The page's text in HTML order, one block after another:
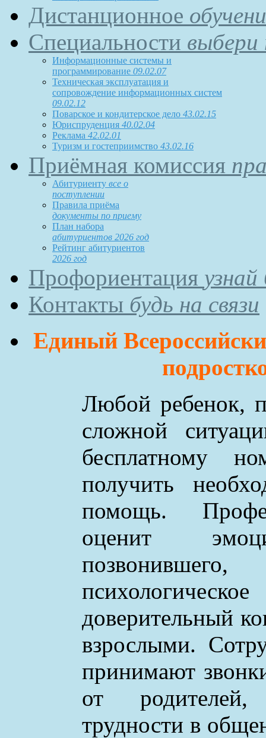
Дистанционное
Специальности выбери
Информационные системы и
программирование 09.02.07
Техническая эксплуатация и
сопровождение информационных систем
09.02.12
Поварское и кондитерское дело 43.02.15
Юриспруденция 40.02.04
Реклама 42.02.01
Туризм и гостеприимство 43.02.16
Приёмная комиссия
Абитуриенту все о
поступлении
Правила приёма
документы по приему
План набора
абитуриентов 2026 год
Рейтинг абитуриентов
2026 год
Профориентация
Контакты будь на связи
Единый
Любой ребенок,
сложной
бесплатному
получить
помощь.
оценит
доверительный
взрослыми.
принимают
от
трудности в